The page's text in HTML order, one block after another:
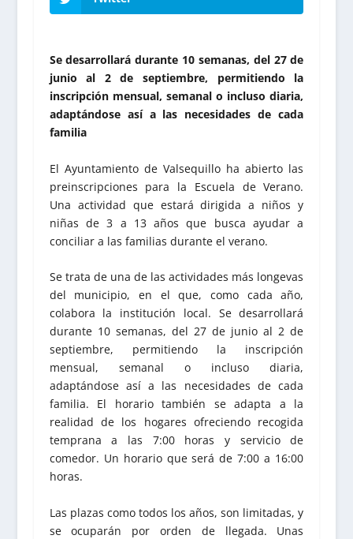
Se desarrollará durante 10 semanas, del 27 de
junio al 2 de septiembre, permitiendo la
inscripción mensual, semanal o incluso diaria,
adaptándose así a las necesidades de cada
familia
El Ayuntamiento de Valsequillo ha abierto las
preinscripciones para la Escuela de Verano.
Una actividad que estará dirigida a niños y
niñas de 3 a 13 años que busca ayudar a
conciliar a las familias durante el verano.
Se trata de una de las actividades más longevas
del municipio, en el que, como cada año,
colabora la institución local. Se desarrollará
durante 10 semanas, del 27 de junio al 2 de
septiembre, permitiendo la inscripción
mensual, semanal o incluso diaria,
adaptándose así a las necesidades de cada
familia. El horario también se adapta a la
realidad de los hogares ofreciendo recogida
temprana a las 7:00 horas y servicio de
comedor. Un horario que será de 7:00 a 16:00
horas.
Las plazas como todos los años, son limitadas, y
se ocuparán por orden de llegada. Unas